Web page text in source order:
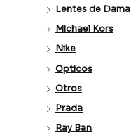
Lentes de Dama
Michael Kors
Nike
Opticos
Otros
Prada
Ray Ban